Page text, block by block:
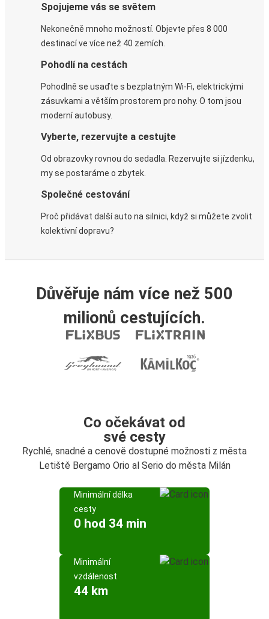
Spojujeme vás se světem
Nekonečně mnoho možností. Objevte přes 8 000
destinací ve více než 40 zemích.
Pohodlí na cestách
Pohodlně se usaďte s bezplatným Wi-Fi, elektrickými
zásuvkami a větším prostorem pro nohy. O tom jsou
moderní autobusy.
Vyberte, rezervujte a cestujte
Od obrazovky rovnou do sedadla. Rezervujte si jízdenku,
my se postaráme o zbytek.
Společné cestování
Proč přidávat další auto na silnici, když si můžete zvolit
kolektivní dopravu?
Důvěřuje nám více než 500
milionů cestujících.
Co očekávat od
své cesty
Rychlé, snadné a cenově dostupné možnosti z města
Letiště Bergamo Orio al Serio do města Milán
Minimální délka
cesty
0 hod 34 min
Minimální
vzdálenost
44 km